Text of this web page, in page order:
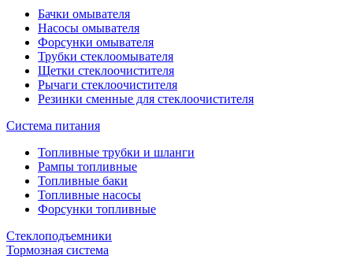
Бачки омывателя
Насосы омывателя
Форсунки омывателя
Трубки стеклоомывателя
Щетки стеклоочистителя
Рычаги стеклоочистителя
Резинки сменные для стеклоочистителя
Система питания
Топливные трубки и шланги
Рампы топливные
Топливные баки
Топливные насосы
Форсунки топливные
Стеклоподъемники
Тормозная система